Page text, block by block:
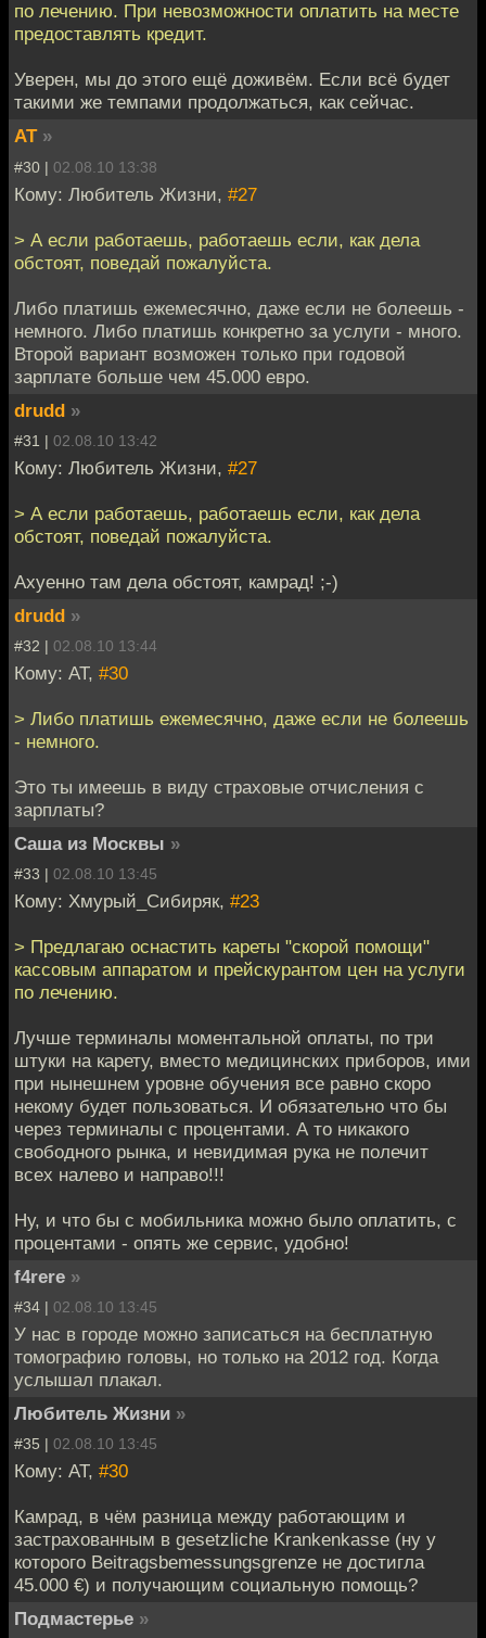
по лечению. При невозможности оплатить на месте
предоставлять кредит.
Уверен, мы до этого ещё доживём. Если всё будет
такими же темпами продолжаться, как сейчас.
AT »
#30 | 02.08.10 13:38
Кому: Любитель Жизни, #27
> А если работаешь, работаешь если, как дела
обстоят, поведай пожалуйста.
Либо платишь ежемесячно, даже если не болеешь -
немного. Либо платишь конкретно за услуги - много.
Второй вариант возможен только при годовой
зарплате больше чем 45.000 евро.
drudd »
#31 | 02.08.10 13:42
Кому: Любитель Жизни, #27
> А если работаешь, работаешь если, как дела
обстоят, поведай пожалуйста.
Ахуенно там дела обстоят, камрад! ;-)
drudd »
#32 | 02.08.10 13:44
Кому: AT, #30
> Либо платишь ежемесячно, даже если не болеешь
- немного.
Это ты имеешь в виду страховые отчисления с
зарплаты?
Саша из Москвы »
#33 | 02.08.10 13:45
Кому: Хмурый_Сибиряк, #23
> Предлагаю оснастить кареты "скорой помощи"
кассовым аппаратом и прейскурантом цен на услуги
по лечению.
Лучше терминалы моментальной оплаты, по три
штуки на карету, вместо медицинских приборов, ими
при нынешнем уровне обучения все равно скоро
некому будет пользоваться. И обязательно что бы
через терминалы с процентами. А то никакого
свободного рынка, и невидимая рука не полечит
всех налево и направо!!!
Ну, и что бы с мобильника можно было оплатить, с
процентами - опять же сервис, удобно!
f4rere »
#34 | 02.08.10 13:45
У нас в городе можно записаться на бесплатную
томографию головы, но только на 2012 год. Когда
услышал плакал.
Любитель Жизни »
#35 | 02.08.10 13:45
Кому: AT, #30
Камрад, в чём разница между работающим и
застрахованным в gesetzliche Krankenkasse (ну у
которого Beitragsbemessungsgrenze не достигла
45.000 €) и получающим социальную помощь?
Подмастерье »